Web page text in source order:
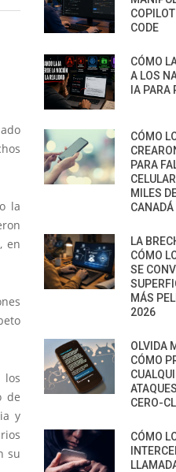
la
en
los
de
y
su
CODE
CÓMO
A LOS
IA PARA
CÓMO
PARA
MILES
CANADÁ
LA
CÓMO
SE
MÁS
2026
OLVIDA
CÓMO
CERO-
CÓMO